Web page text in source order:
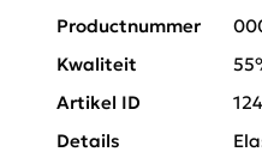
Productnummer
Kwaliteit
Artikel ID
Details